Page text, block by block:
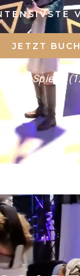
JETZT
1-8 Spieler